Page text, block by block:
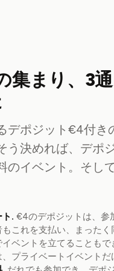
集まり、3
デポジット€4付き
う決めれば、デポ
のイベント。そし
ト. €4のデポジットは、参
これを支払い、まった
イベントを立てることも
プライベートイベントだ